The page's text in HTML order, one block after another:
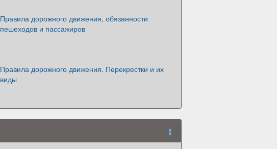
Правила дорожного движения, обязанности
пешеходов и пассажиров
Правила дорожного движения. Перекрестки и их
виды